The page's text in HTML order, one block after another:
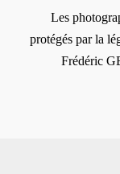
Les
protégés par la
Frédéric